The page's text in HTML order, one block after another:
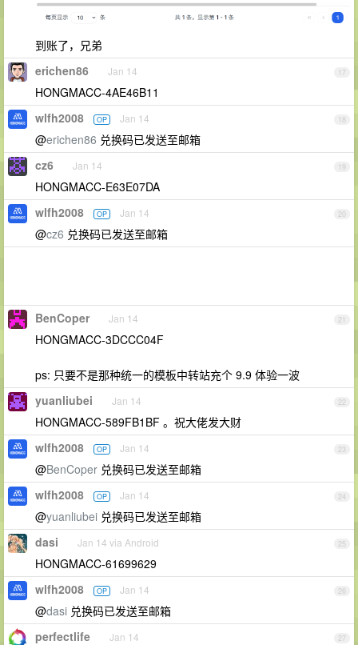
到账了，兄弟
17
erichen86 Jan 14
HONGMACC-4AE46B11
18
wlfh2008 OP Jan 14
@erichen86 兑换码已发送至邮箱
19
cz6 Jan 14
HONGMACC-E63E07DA
20
wlfh2008 OP Jan 14
@cz6 兑换码已发送至邮箱
21
BenCoper Jan 14
HONGMACC-3DCCC04F
ps: 只要不是那种统一的模板中转站充个 9.9 体验一波
22
yuanliubei Jan 14
HONGMACC-589FB1BF 。祝大佬发大财
23
wlfh2008 OP Jan 14
@BenCoper 兑换码已发送至邮箱
24
wlfh2008 OP Jan 14
@yuanliubei 兑换码已发送至邮箱
25
dasi Jan 14 via Android
HONGMACC-61699629
26
wlfh2008 OP Jan 14
@dasi 兑换码已发送至邮箱
27
perfectlife Jan 14